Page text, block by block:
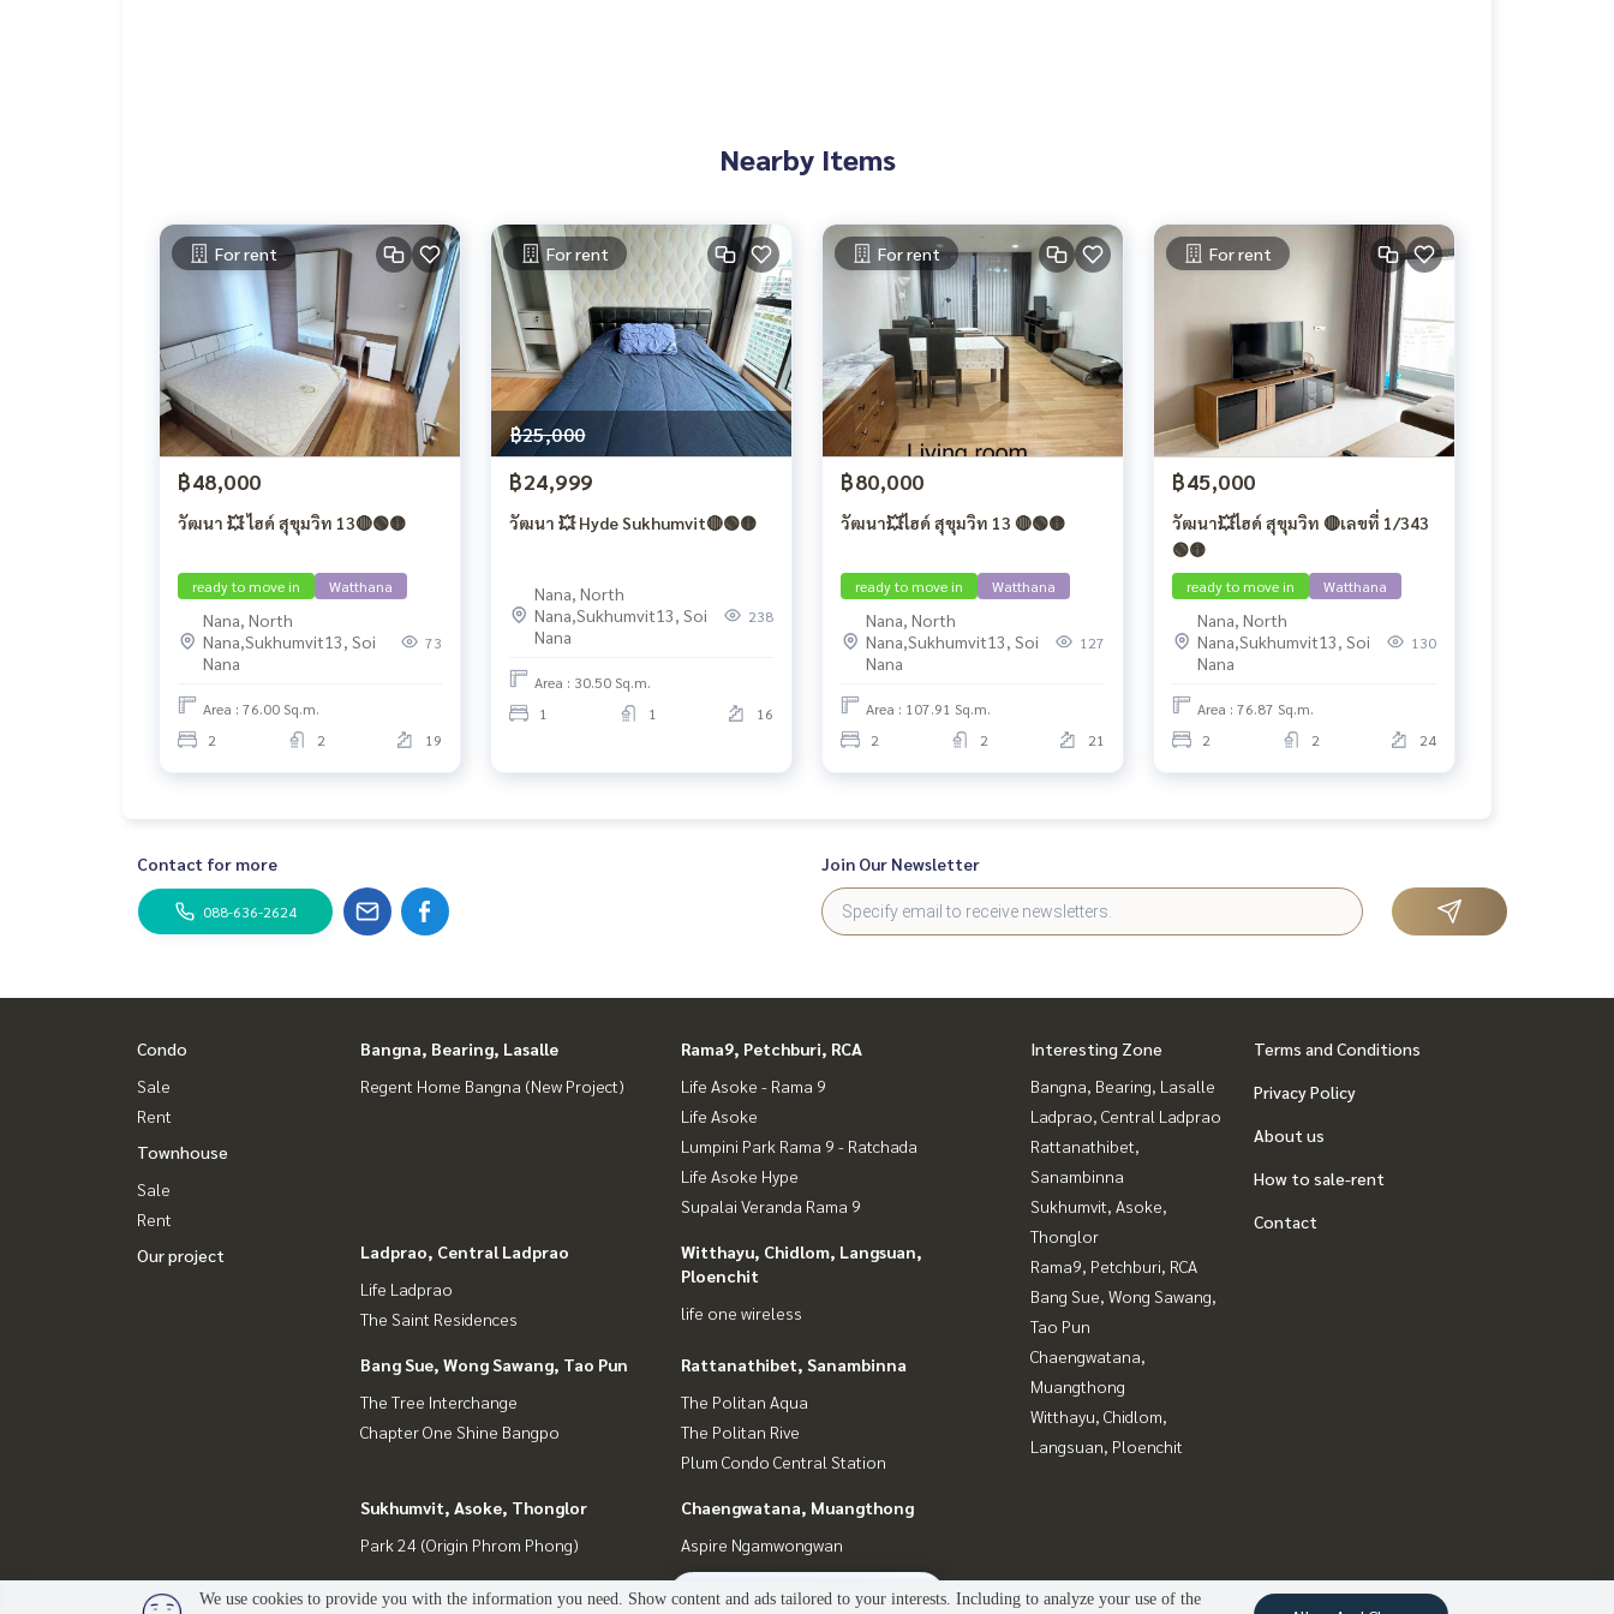
Nearby Items
For rent
฿48,000
วัฒนา 💥 ไฮด์ สุขุมวิท 13🔴🟢🟡
ready to move in Watthana
Nana, North
Nana,Sukhumvit13, Soi
Nana
73
Area : 76.00 Sq.m.
2
2 19
For rent
฿25,000
฿24,999
วัฒนา 💥 Hyde Sukhumvit🔴🟢🟡
Nana, North
Nana,Sukhumvit13, Soi
Nana
238
Area : 30.50 Sq.m.
1
1 16
For rent
฿80,000
วัฒนา💥ไฮด์ สุขุมวิท 13 🔴🟢🟡
ready to move in Watthana
Nana, North
Nana,Sukhumvit13, Soi
Nana
127
Area : 107.91 Sq.m.
2
2 21
For rent
฿45,000
วัฒนา💥ไฮด์ สุขุมวิท 🔴เลขที่ 1/343
🟢🟡
ready to move in Watthana
Nana, North
Nana,Sukhumvit13, Soi
Nana
130
Area : 76.87 Sq.m.
2
2 24
3people are viewing
Contact for more
088-636-2624
Join Our Newsletter
Condo
Sale
Rent
Townhouse
Sale
Rent
Our project
Bangna, Bearing, Lasalle
Regent Home Bangna (New Project)
Rama9, Petchburi, RCA
Life Asoke - Rama 9
Life Asoke
Lumpini Park Rama 9 - Ratchada
Life Asoke Hype
Supalai Veranda Rama 9
Ladprao, Central Ladprao
Life Ladprao
The Saint Residences
Witthayu, Chidlom, Langsuan,
Ploenchit
life one wireless
Bang Sue, Wong Sawang, Tao Pun
The Tree Interchange
Chapter One Shine Bangpo
Rattanathibet, Sanambinna
The Politan Aqua
The Politan Rive
Plum Condo Central Station
Sukhumvit, Asoke, Thonglor
Park 24 (Origin Phrom Phong)
Chaengwatana, Muangthong
Aspire Ngamwongwan
Interesting Zone
Bangna, Bearing, Lasalle
Ladprao, Central Ladprao
Rattanathibet,
Sanambinna
Sukhumvit, Asoke,
Thonglor
Rama9, Petchburi, RCA
Bang Sue, Wong Sawang,
Tao Pun
Chaengwatana,
Muangthong
Witthayu, Chidlom,
Langsuan, Ploenchit
Terms and Conditions
Privacy Policy
About us
How to sale-rent
Contact
We use cookies to provide you with the information you need. Show content and ads tailored to your interests. Including to analyze your use of the